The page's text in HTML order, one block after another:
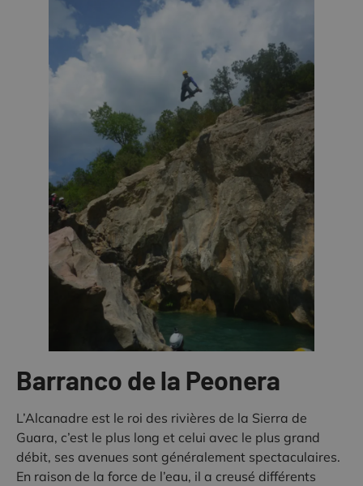
Barranco de la Peonera
L’Alcanadre est le roi des rivières de la Sierra de
Guara, c’est le plus long et celui avec le plus grand
débit, ses avenues sont généralement spectaculaires.
En raison de la force de l’eau, il a creusé différents